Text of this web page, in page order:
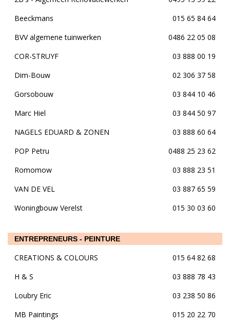
Beeckmans
015 65 84 64
BVV algemene tuinwerken
0486 22 05 08
COR-STRUYF
03 888 00 19
Dim-Bouw
02 306 37 58
Gorsobouw
03 844 10 46
Marc Hiel
03 844 50 97
NAGELS EDUARD & ZONEN
03 888 60 64
POP Petru
0488 25 23 62
Romomow
03 888 23 51
VAN DE VEL
03 887 65 59
Woningbouw Verelst
015 30 03 60
ENTREPRENEURS - PEINTURE
CREATIONS & COLOURS
015 64 82 68
H & S
03 888 78 43
Loubry Eric
03 238 50 86
MB Paintings
015 20 22 70